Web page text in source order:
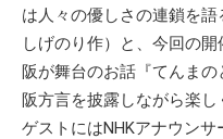
は人々の優しさの連鎖を語
しげのり作）と、今回の
阪が舞台のお話『てんま
阪方言を披露しながら楽し
ゲストにはNHKアナウン